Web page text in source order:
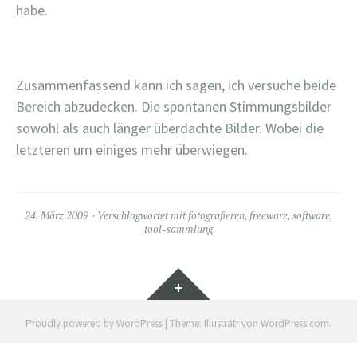
habe.
Zusammenfassend kann ich sagen, ich versuche beide
Bereich abzudecken. Die spontanen Stimmungsbilder
sowohl als auch länger überdachte Bilder. Wobei die
letzteren um einiges mehr überwiegen.
24. März 2009 Verschlagwortet mitfotografieren, freeware, software,
tool-sammlung
Widgets
Proudly powered by WordPress | Theme: Illustratr von WordPress.com.